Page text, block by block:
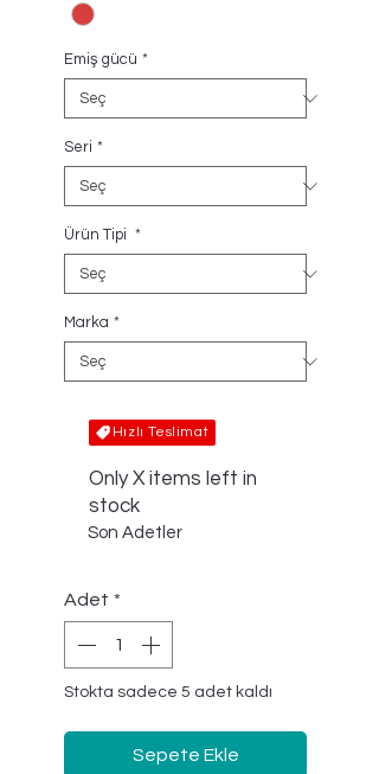
Emiş gücü *
Seri *
Ürün Tipi *
Marka *
Hızlı Teslimat
Only X items left in
stock
Son Adetler
Adet *
Stokta sadece 5 adet kaldı
Sepete Ekle